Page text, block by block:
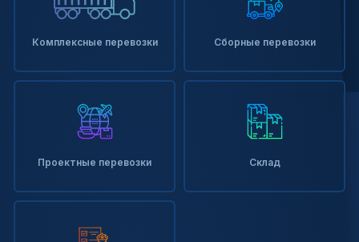
Комплексные перевозки Сборные перевозки
Проектные перевозки Склад